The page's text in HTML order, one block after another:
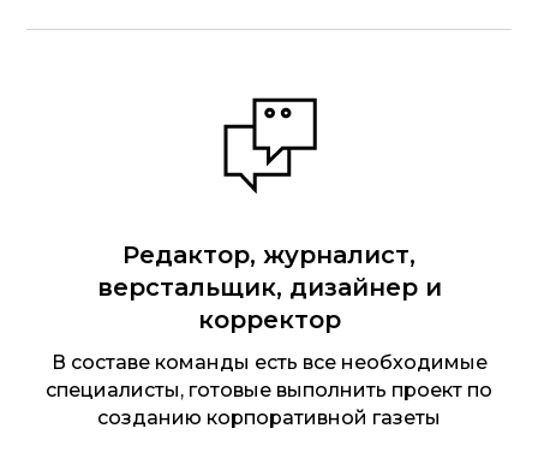
Редактор, журналист,
верстальщик, дизайнер и
корректор
В составе команды есть все необходимые
специалисты, готовые выполнить проект по
созданию корпоративной газеты